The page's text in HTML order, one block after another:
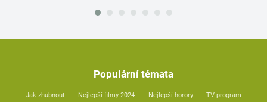
Populární témata
Jak zhubnout Nejlepší filmy 2024 Nejlepší horory TV program